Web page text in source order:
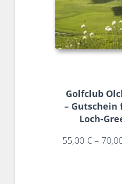
Golfclub
– Gutschein
Loch-
55,00 € –